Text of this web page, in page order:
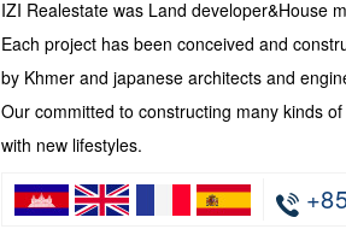
IZI Realestate was Land developer&House
Each project has been conceived and
by Khmer and japanese architects and
Our committed to constructing many kinds
with new lifestyles.